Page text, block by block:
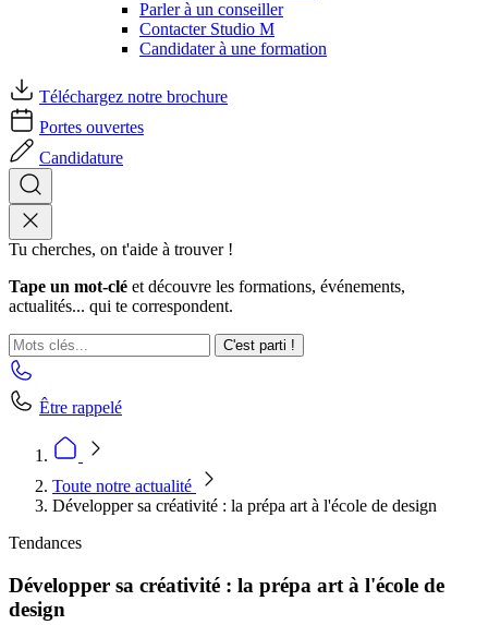
Parler à un conseiller
Contacter Studio M
Candidater à une formation
Téléchargez notre brochure
Portes ouvertes
Candidature
Tu cherches, on t'aide à trouver !
Tape un mot-clé et découvre les formations, événements,
actualités... qui te correspondent.
C'est parti !
Être rappelé
Toute notre actualité
Développer sa créativité : la prépa art à l'école de design
Tendances
Développer sa créativité : la prépa art à l'école de
design